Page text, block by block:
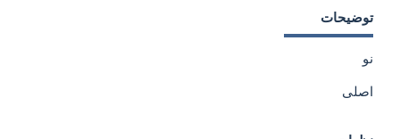
توضیحات
نو
اصلی